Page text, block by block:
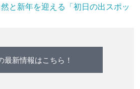
と新年を迎える「初日の出スポッ
最新情報はこちら！